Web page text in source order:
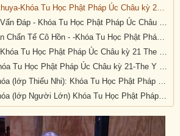
Day 4: Công phu khuya-Khóa Tu Học Phật Pháp Úc Châu kỳ 21-The Y Camp Adair, Auckland, New Zealand
Day 4: Phật Pháp Vấn Đáp - Khóa Tu Học Phật Pháp Úc Châu kỳ 21-The Y Camp Adair, Auckland, New Zealand
Day 4: Đại Trai Đàn Chẩn Tế Cô Hồn - -Khóa Tu Học Phật Pháp Úc Châu Kỳ 21 tại: Y Camp Adair, Auckland, New Zealand (từ ngày 24 đến 28/12/2023)
Day 5: Lễ bế mạc Khóa Tu Học Phật Pháp Úc Châu kỳ 21 The Y Camp Adair, Auckland, New Zealand
Lớp Thiếu Nhi - Khóa Tu Học Phật Pháp Úc Châu kỳ 21-The Y Camp Adair, Auckland, New Zealand
Kết quả thi cuối khóa (lớp Thiếu Nhi): Khóa Tu Học Phật Pháp Úc Châu kỳ 21 tại The Y Camp Adair, Auckland, New Zealand, từ ngày 24 đến 28 tháng 12 năm 2023
Kết quả thi cuối khóa (lớp Người Lớn) Khóa Tu Học Phật Pháp Úc Châu kỳ 21 tại The Y Camp Adair, Auckland, New Zealand, từ ngày 24 đến 28 tháng 12 năm 2023